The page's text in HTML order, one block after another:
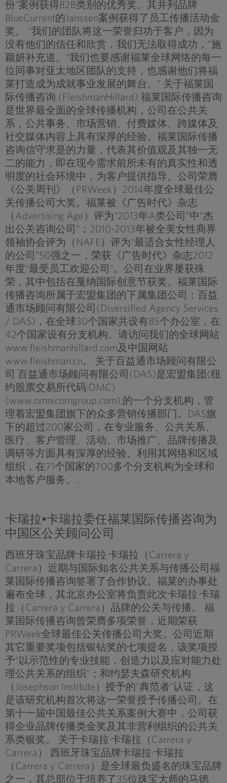
份”案例获得B2B类别的优秀奖。其并列品牌
BlueCurrent的Janssen案例获得了员工传播活动金
奖。 “我们的团队将这一荣誉归功于客户，因为
没有他们的信任和欣赏，我们无法取得成功，”施
颖妍补充道。“我们也要感谢福莱全球网络的每一
位同事对亚太地区团队的支持，也感谢他们将福
莱打造成为成就事业发展的舞台。” 关于福莱国
际传播咨询 (FleishmanHillard) 福莱国际传播咨询
是世界最全面的全球传播机构，公司在公共关
系，公共事务、市场营销、付费媒体、跨媒体及
社交媒体内容上具有深厚的经验。福莱国际传播
咨询信守求是的力量，代表其价值观及其独一无
二的能力，即在现今需求前所未有的真实性和透
明度的社会环境中，为客户提供指导。公司荣膺
《公关周刊》（PRWeek）2014年度全球最佳公
关传播公司大奖。福莱被《广告时代》杂志
（Advertising Age）评为“2013年A类公司”中“杰
出公关咨询公司”；2010-2013年被全美女性商界
领袖协会评为（NAFE）评为“最适合女性经理人
的公司”50强之一，荣获《广告时代》杂志2012
年度“最受员工欢迎公司”。公司在业界屡获殊
荣，其中包括在戛纳国际创意节获奖。福莱国际
传播咨询所属于宏盟集团的下属集团公司：百益
通市场顾问有限公司(Diversified Agency Services
/ DAS)，在全球30个国家共设有85个办公室，在
42个国家设有分支机构。请访问我们的全球网站
www.fleishmanhillard.com及中国网站
www.fleishman.cn。 关于百益通市场顾问有限公
司 百益通市场顾问有限公司(DAS)是宏盟集团(纽
约股票交易所代码:OMC)
(www.omnicomgroup.com),的一个分支机构，管
理着宏盟集团旗下的众多营销传播部门。DAS旗
下的超过200家公司，在专业服务、公共关系、
医疗、客户管理、活动、市场推广、品牌传播及
调研等方面具有深厚的经验。利用其网络和区域
组织，在71个国家的700多个分支机构为全球和
本地客户服务。...
卡瑞拉•卡瑞拉委任福莱国际传播咨询为
中国区公关顾问公司
西班牙珠宝品牌卡瑞拉·卡瑞拉（Carrera y
Carrera）近期与国际知名公共关系与传播公司福
莱国际传播咨询签署了合作协议。福莱的办事处
遍布全球，其北京办公室将负责此次卡瑞拉·卡瑞
拉（Carrera y Carrera）品牌的公关与传播。 福
莱国际传播咨询曾荣膺多项荣誉，近期荣获
PRWeek全球最佳公关传播公司大奖。公司近期
其它重要奖项包括银钻奖的七项提名，该奖项授
予“以示范性的专业技能，创造力以及应对能力处
理公共关系的组织”；和约瑟夫森研究机构
（Josephson Institute）授予的“典范者”认证，这
是该研究机构首次将这一荣誉授予传播公司。在
第十一届中国最佳公共关系案例大赛中，公司获
得企业品牌传播类金奖及其非营利组织的公共关
系类银奖。 关于卡瑞拉·卡瑞拉（Carrera y
Carrera） 西班牙珠宝品牌卡瑞拉·卡瑞拉
（Carrera y Carrera）是全球最负盛名的珠宝品牌
之一，其总部位于培养了35位珠宝大师的马德